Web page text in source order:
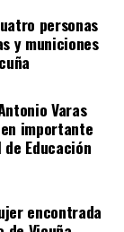
personas
y municiones
Varas
importante
Educación
encontrada